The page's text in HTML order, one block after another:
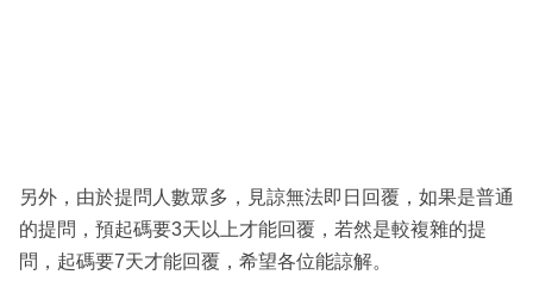
另外，由於提問人數眾多，見諒無法即日回覆，如果是普通
的提問，預起碼要3天以上才能回覆，若然是較複雜的提
問，起碼要7天才能回覆，希望各位能諒解。